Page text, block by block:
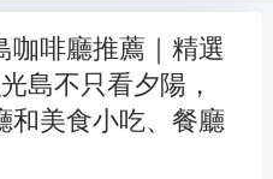
咖啡廳推薦｜精選
島不只看夕陽，
和美食小吃、餐廳